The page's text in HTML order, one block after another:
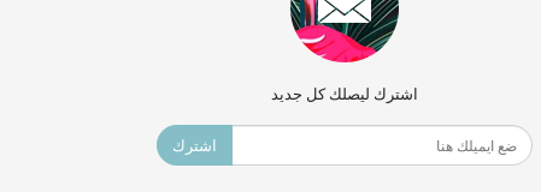
اشترك ليصلك كل جديد
اشترك